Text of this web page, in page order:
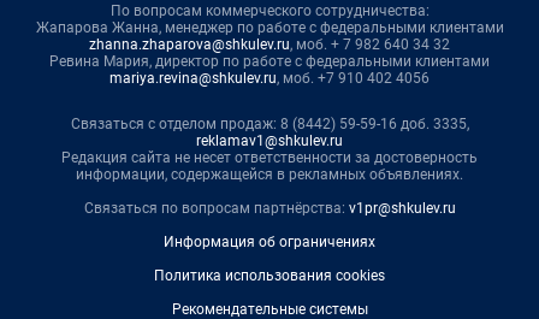
По вопросам коммерческого сотрудничества:
Жапарова Жанна, менеджер по работе с федеральными клиентами
zhanna.zhaparova@shkulev.ru, моб. + 7 982 640 34 32
Ревина Мария, директор по работе с федеральными клиентами
mariya.revina@shkulev.ru, моб. +7 910 402 4056
Связаться с отделом продаж: 8 (8442) 59-59-16 доб. 3335,
reklamav1@shkulev.ru
Редакция сайта не несет ответственности за достоверность
информации, содержащейся в рекламных объявлениях.
Связаться по вопросам партнёрства: v1pr@shkulev.ru
Информация об ограничениях
Политика использования cookies
Рекомендательные системы